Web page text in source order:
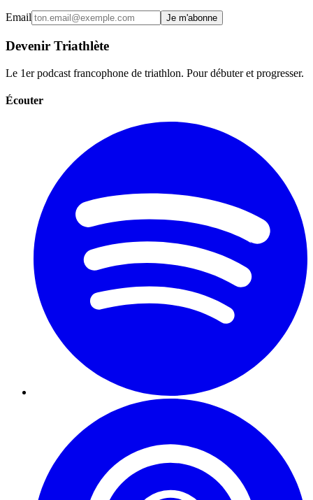
Email Je m'abonne
Devenir Triathlète
Le 1er podcast francophone de triathlon. Pour débuter et progresser.
Écouter